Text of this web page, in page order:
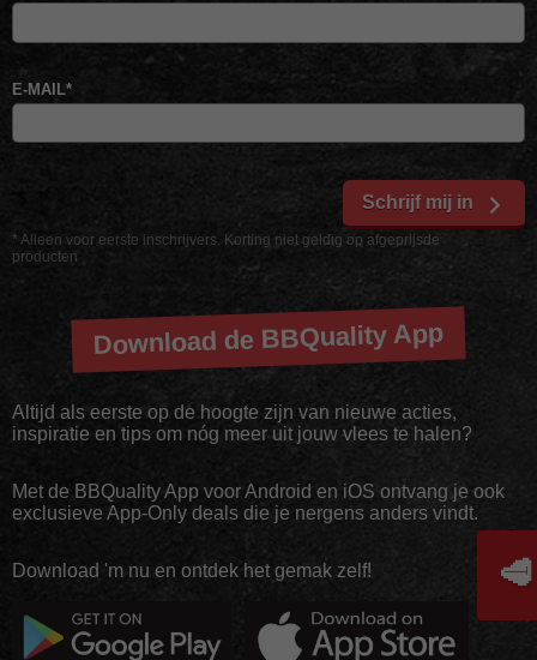
* Alleen voor eerste inschrijvers. Korting niet geldig op afgeprijsde
producten
E-MAIL*
Schrijf mij in
Download de BBQuality App
Altijd als eerste op de hoogte zijn van nieuwe acties,
inspiratie en tips om nóg meer uit jouw vlees te halen?
Met de BBQuality App voor Android en iOS ontvang je ook
exclusieve App-Only deals die je nergens anders vindt.
Download 'm nu en ontdek het gemak zelf! 🥩